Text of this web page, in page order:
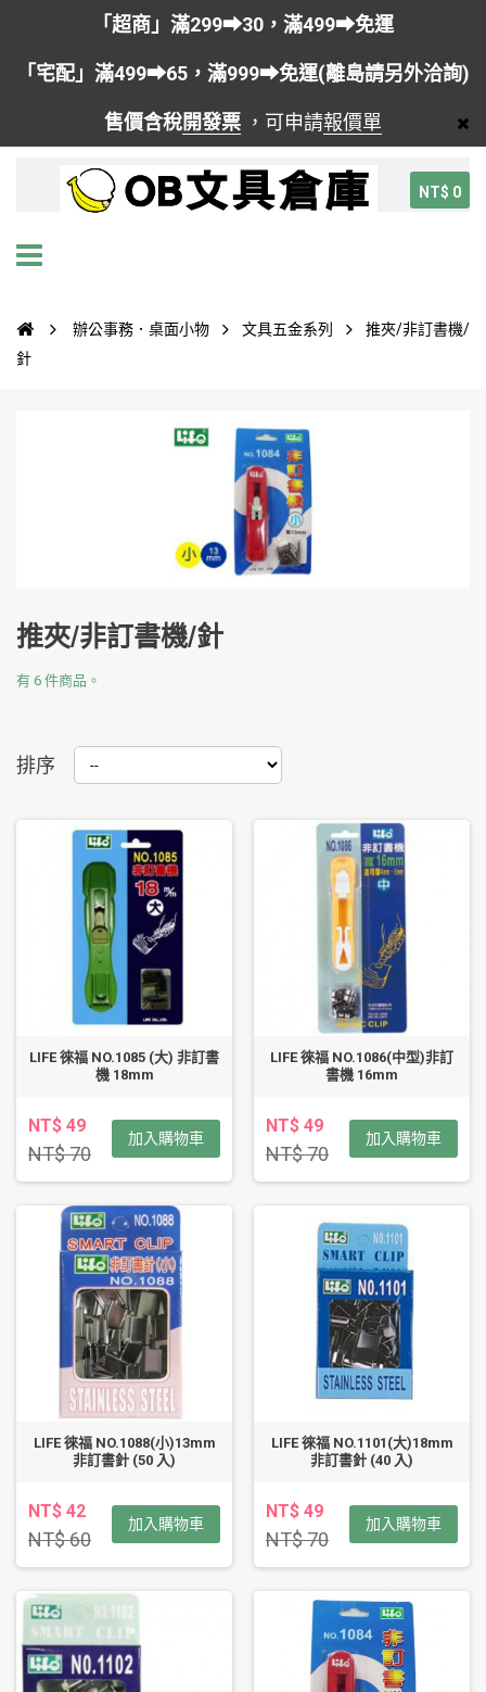
「超商」滿299➡30，滿499➡免運
「宅配」滿499➡65，滿999➡免運(離島請另外洽詢)
售價含稅開發票 ，可申請報價單
NT$ 0
辦公事務．桌面小物 文具五金系列
推夾/非訂書機/
針
推夾/非訂書機/針
有 6 件商品。
排序
LIFE 徠福 NO.1085 (大) 非訂書
機 18mm
NT$ 49
NT$ 70
加入購物車
LIFE 徠福 NO.1086(中型)非訂
書機 16mm
NT$ 49
NT$ 70
加入購物車
LIFE 徠福 NO.1088(小)13mm
非訂書針 (50 入)
NT$ 42
NT$ 60
加入購物車
LIFE 徠福 NO.1101(大)18mm
非訂書針 (40 入)
NT$ 49
NT$ 70
加入購物車